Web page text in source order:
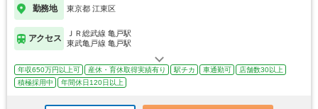
勤務地 東京都 江東区
アクセス
ＪＲ総武線 亀戸駅
東武亀戸線 亀戸駅
年収650万円以上可 産休・育休取得実績有り 駅チカ 車通勤可
店舗数30以上
積極採用中
年間休日120日以上